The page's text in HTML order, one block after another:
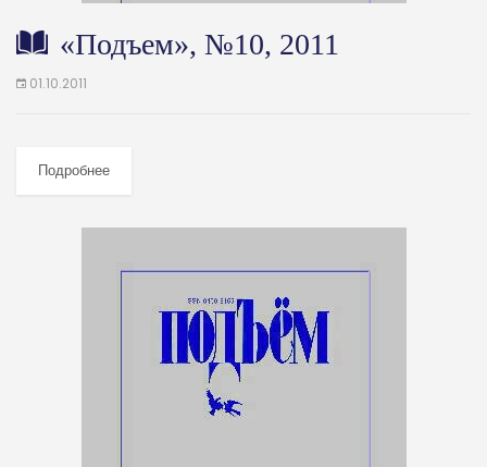
«Подъем», №10, 2011
01.10.2011
Подробнее